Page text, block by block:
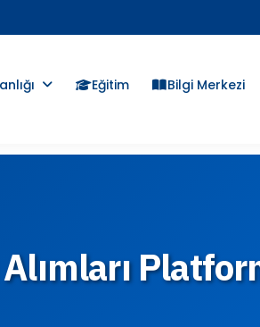
Eğitim Bilgi Merkezi